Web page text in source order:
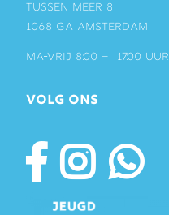
Tussen Meer 8
1068 GA Amsterdam
ma-vrij 8:00 – 17:00 uur
VOLG ONS